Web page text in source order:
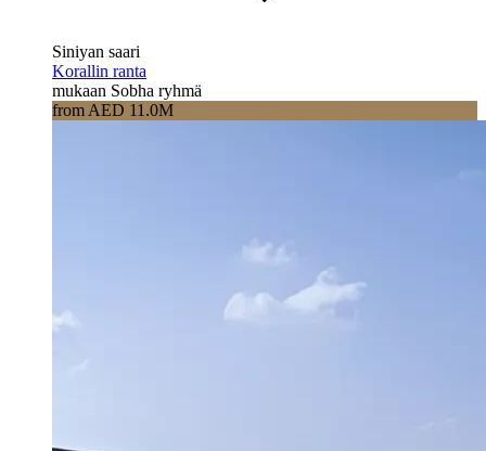
Siniyan saari
Korallin ranta
mukaan Sobha ryhmä
from AED 11.0M